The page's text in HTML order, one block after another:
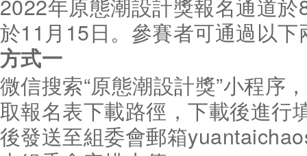
2022年原態潮設計獎報名通道
於11月15日。參賽者可通過以
方式一
微信搜索“原態潮設計獎”小程序
取報名表下載路徑，下載後進行
後發送至組委會郵箱